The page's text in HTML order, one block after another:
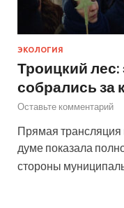
ЭКОЛОГИЯ
Троицкий
собрались за
Оставьте комментарий
Прямая трансляция
думе показала
стороны